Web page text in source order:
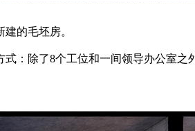
的毛坯房。
：除了8个工位和一间领导办公室